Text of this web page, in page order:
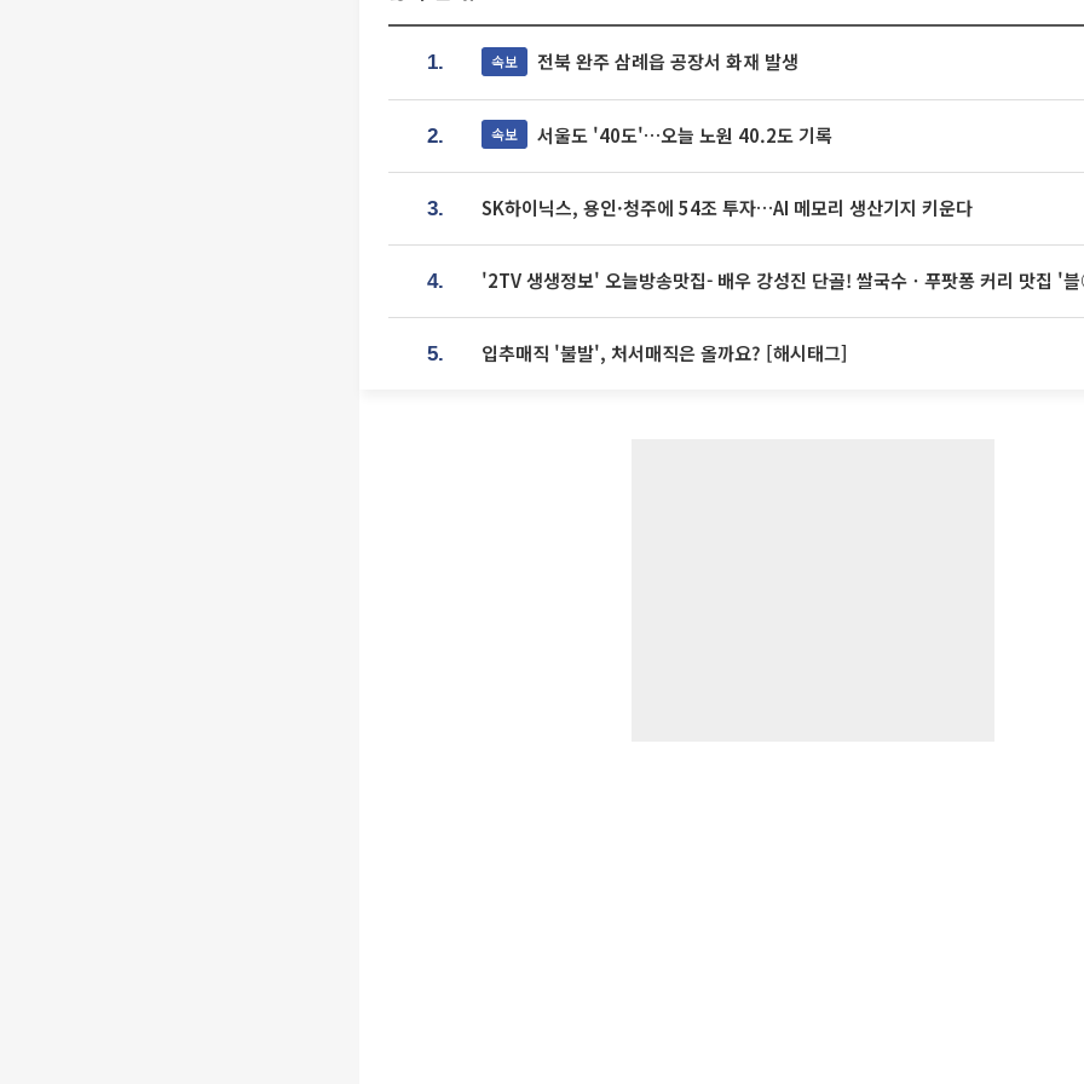
1. 속보 전북 완주 삼례읍 공장서 화재 발생
2. 속보 서울도 '40도'…오늘 노원 40.2도 기록
3. SK하이닉스, 용인·청주에 54조 투자…AI 메모리 생산기지 키운다
4. '2TV 생생정보' 오늘방송맛집- 배우 강성진 단골! 쌀국수ㆍ푸팟퐁 커리 맛
5. 입추매직 '불발', 처서매직은 올까요? [해시태그]